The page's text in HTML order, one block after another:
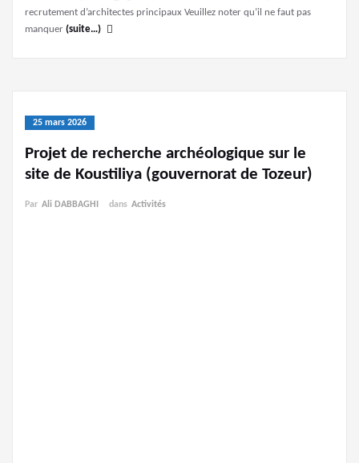
recrutement d’architectes principaux Veuillez noter qu’il ne faut pas
manquer (suite…)
25 mars 2026
Projet de recherche archéologique sur le
site de Koustiliya (gouvernorat de Tozeur)
Par Ali DABBAGHI dans Activités